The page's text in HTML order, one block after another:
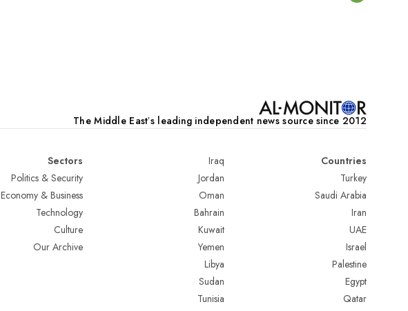
The Middle Eastʼs leading independent news source since 2012
Countries
Turkey
Saudi Arabia
Iran
UAE
Israel
Palestine
Egypt
Qatar
Iraq
Jordan
Oman
Bahrain
Kuwait
Yemen
Libya
Sudan
Tunisia
Sectors
Politics & Security
Economy & Business
Technology
Culture
Our Archive